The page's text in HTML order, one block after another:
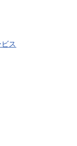
ス